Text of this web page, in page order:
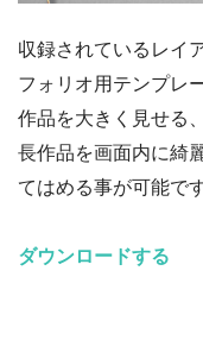
収録されているレイ
フォリオ用テンプレ
作品を大きく見せる
長作品を画面内に綺
てはめる事が可能で
ダウンロードする